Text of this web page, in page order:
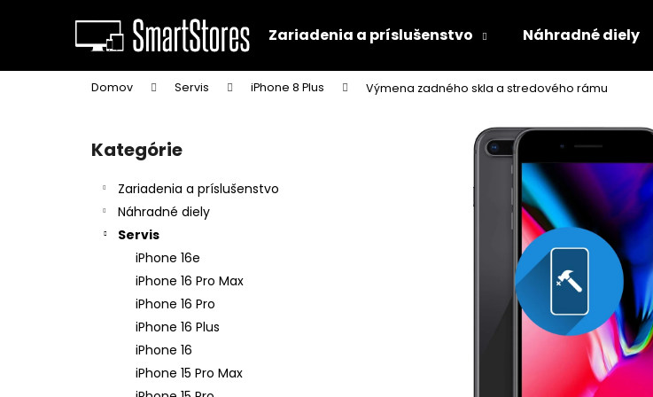
Zariadenia a príslušenstvo Náhradné diely
Domov Servis iPhone 8 Plus Výmena zadného skla a stredového rámu
Preskočiť
kategórie
Kategórie
Zariadenia a príslušenstvo
Náhradné diely
Servis
iPhone 16e
iPhone 16 Pro Max
iPhone 16 Pro
iPhone 16 Plus
iPhone 16
iPhone 15 Pro Max
í
Späť
do
obchodu
Späť
do
obchodu
Čo potrebujete nájsť?
Odporúčame